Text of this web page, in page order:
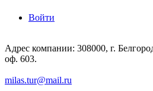
Войти
Адрес компании: 308000, г.
оф. 603.
milas.tur@mail.ru